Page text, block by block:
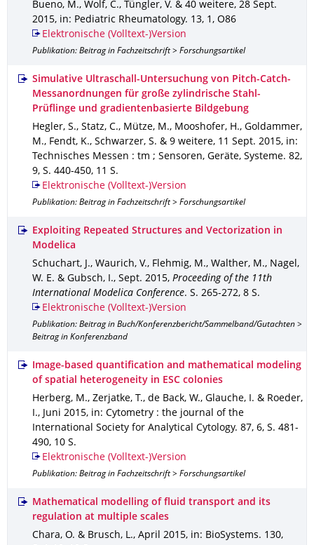
Bueno, M., Wolf, C., Tüngler, V. & 40 weitere, 28 Sept.
2015, in: Pediatric Rheumatology. 13, 1 , O86
Elektronische (Volltext-)Version
Publikation: Beitrag in Fachzeitschrift > Forschungsartikel
Simulative Ultraschall-Untersuchung von Pitch-Catch-
Messanordnungen für große zylindrische Stahl-
Prüflinge und gradientenbasierte Bildgebung
Hegler, S., Statz, C., Mütze, M., Mooshofer, H., Goldammer,
M., Fendt, K., Schwarzer, S. & 9 weitere, 11 Sept. 2015, in:
Technisches Messen : tm ; Sensoren, Geräte, Systeme. 82,
9, S. 440-450, 11 S.
Elektronische (Volltext-)Version
Publikation: Beitrag in Fachzeitschrift > Forschungsartikel
Exploiting Repeated Structures and Vectorization in
Modelica
Schuchart, J., Waurich, V., Flehmig, M., Walther, M., Nagel,
W. E. & Gubsch, I., Sept. 2015, Proceeding of the 11th
International Modelica Conference. S. 265-272, 8 S.
Elektronische (Volltext-)Version
Publikation: Beitrag in Buch/Konferenzbericht/Sammelband/Gutachten >
Beitrag in Konferenzband
Image-based quantification and mathematical modeling
of spatial heterogeneity in ESC colonies
Herberg, M., Zerjatke, T., de Back, W., Glauche, I. & Roeder,
I., Juni 2015, in: Cytometry : the journal of the
International Society for Analytical Cytology. 87, 6, S. 481-
490, 10 S.
Elektronische (Volltext-)Version
Publikation: Beitrag in Fachzeitschrift > Forschungsartikel
Mathematical modelling of fluid transport and its
regulation at multiple scales
Chara, O. & Brusch, L., April 2015, in: BioSystems. 130,